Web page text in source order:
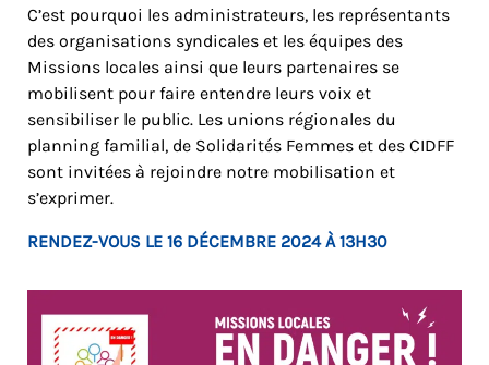
C’est pourquoi les administrateurs, les représentants
des organisations syndicales et les équipes des
Missions locales ainsi que leurs partenaires se
mobilisent pour faire entendre leurs voix et
sensibiliser le public. Les unions régionales du
planning familial, de Solidarités Femmes et des CIDFF
sont invitées à rejoindre notre mobilisation et
s’exprimer.
RENDEZ-VOUS LE 16 DÉCEMBRE 2024 À 13H30